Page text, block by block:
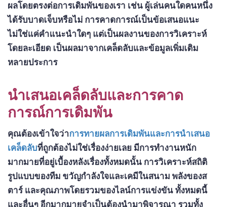
ผลโดยตรงต่อการเดิมพันของเรา เช่น ผู้เล่นคนใดคนหนึ่ง
ได้รับบาดเจ็บหรือไม่ การคาดการณ์เป็นข้อเสนอแนะ
ไม่ใช่แค่คำแนะนำใดๆ แต่เป็นผลงานของการวิเคราะห์
โดยละเอียด เป็นผลมาจากเคล็ดลับและข้อมูลเพิ่มเติม
หลายประการ
นำเสนอเคล็ดลับและการคาด
การณ์การเดิมพัน
คุณต้องเข้าใจว่าการทายผลการเดิมพันและการนำเสนอ
เคล็ดลับที่ถูกต้องไม่ใช่เรื่องง่ายเลย มีการทำงานหนัก
มากมายที่อยู่เบื้องหลังเรื่องทั้งหมดนั้น การวิเคราะห์สถิติ
รูปแบบของทีม ขวัญกำลังใจและเคมีในสนาม พลังของส
ตาร์ และคุณภาพโดยรวมของไลน์การแข่งขัน ทั้งหมดนี้
และอื่นๆ อีกมากมายจำเป็นต้องนำมาพิจารณา รวมทั้ง